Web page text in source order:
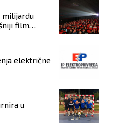
milijardu
film
električne
u